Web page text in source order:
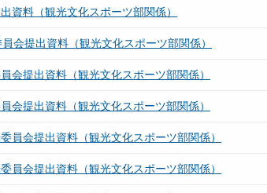
資料（観光文化スポーツ部関係）
会提出資料（観光文化スポーツ部関係）
会提出資料（観光文化スポーツ部関係）
会提出資料（観光文化スポーツ部関係）
員会提出資料（観光文化スポーツ部関係）
員会提出資料（観光文化スポーツ部関係）